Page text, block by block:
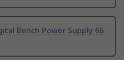
Bench Power Supply 66